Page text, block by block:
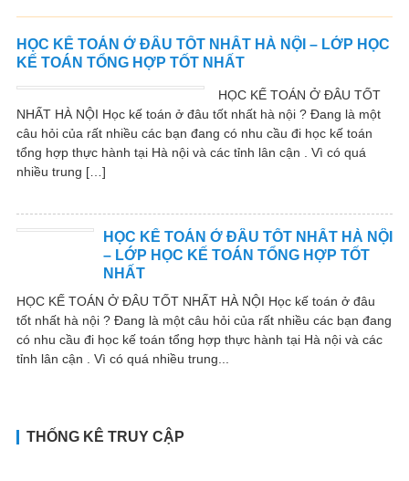
HỌC KẾ TOÁN Ở ĐÂU TỐT NHẤT HÀ NỘI – LỚP HỌC
KẾ TOÁN TỔNG HỢP TỐT NHẤT
HỌC KẾ TOÁN Ở ĐÂU TỐT
NHẤT HÀ NỘI Học kế toán ở đâu tốt nhất hà nội ? Đang là một
câu hỏi của rất nhiều các bạn đang có nhu cầu đi học kế toán
tổng hợp thực hành tại Hà nội và các tỉnh lân cận . Vì có quá
nhiều trung […]
HỌC KẾ TOÁN Ở ĐÂU TỐT NHẤT HÀ NỘI
– LỚP HỌC KẾ TOÁN TỔNG HỢP TỐT
NHẤT
HỌC KẾ TOÁN Ở ĐÂU TỐT NHẤT HÀ NỘI Học kế toán ở đâu
tốt nhất hà nội ? Đang là một câu hỏi của rất nhiều các bạn đang
có nhu cầu đi học kế toán tổng hợp thực hành tại Hà nội và các
tỉnh lân cận . Vì có quá nhiều trung...
THỐNG KÊ TRUY CẬP